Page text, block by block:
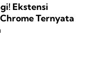
Ekstensi
Ternyata